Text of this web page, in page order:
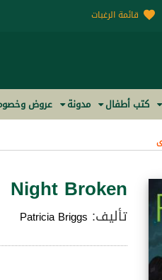
قائمة الرغبات
كتب أطفال مدونة عروض
Night Broken
تأليف: Patricia Briggs